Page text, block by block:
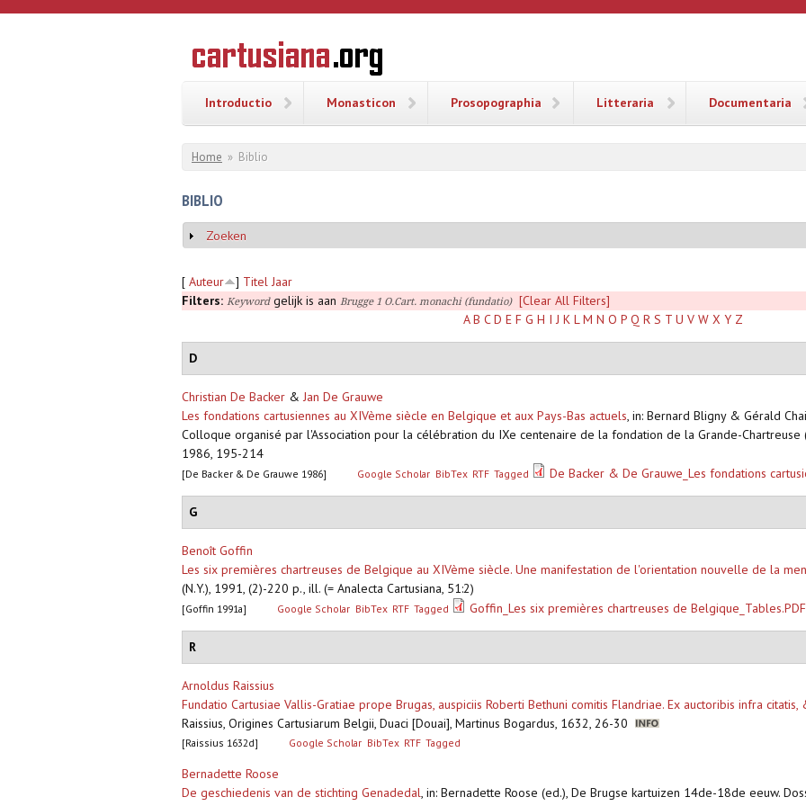
Overslaan en naar de inhoud gaan
CARTUSIANA
Geschiedenis
van de
Introductio Monasticon Prosopographia Litteraria Documentaria
U bent hier
Home » Biblio
BIBLIO
Weergeven
Zoeken
[ Auteur ] Titel Jaar
Filters: Keywordgelijk is aan Brugge 1 O.Cart. monachi (fundatio)
[Clear All Filters]
A B C D E F G H I J K L M N O P Q R S T U V W X Y Z
D
Christian De Backer & Jan De Grauwe
Les fondations cartusiennes au XIVème siècle en Belgique et aux Pays-Bas actuels, in: Bernard Bligny & Gérald
Colloque organisé par l'Association pour la célébration du IXe centenaire de la fondation de la Grande-
1986, 195-214
[De Backer & De Grauwe 1986] Google Scholar BibTex RTF Tagged De Backer & De Grauwe_Les fondations
G
Benoît Goffin
Les six premières chartreuses de Belgique au XIVème siècle. Une manifestation de l'orientation nouvelle de la
(N.Y.), 1991, (2)-220 p., ill. (= Analecta Cartusiana, 51:2)
[Goffin 1991a] Google Scholar BibTex RTF Tagged Goffin_Les six premières chartreuses de Belgique_Tables.PDF
R
Arnoldus Raissius
Fundatio Cartusiae Vallis-Gratiae prope Brugas, auspiciis Roberti Bethuni comitis Flandriae. Ex auctoribis infra
Raissius, Origines Cartusiarum Belgii, Duaci [Douai], Martinus Bogardus, 1632, 26-30
[Raissius 1632d] Google Scholar BibTex RTF Tagged
Bernadette Roose
De geschiedenis van de stichting Genadedal, in: Bernadette Roose (ed.), De Brugse kartuizen 14de-18de eeuw.